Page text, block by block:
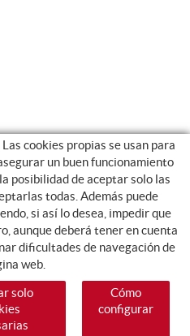
cookies propias se usan para
un buen funcionamiento
posibilidad de aceptar solo las
todas. Además puede
si así lo desea, impedir que
aunque deberá tener en cuenta
dificultades de navegación de
web.
solo
Cómo
configurar